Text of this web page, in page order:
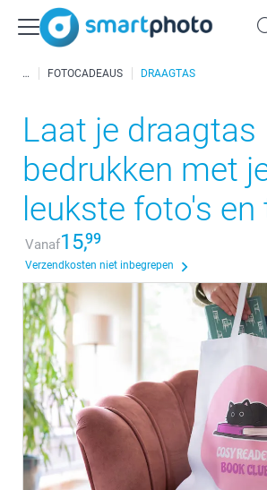
FOTOCADEAUS DRAAGTAS
Laat je draagtas
bedrukken met
leukste foto's
Vanaf15,99
Verzendkosten niet inbegrepen